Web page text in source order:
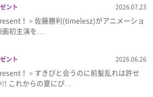
ント 2026.07.23
！＞佐藤勝利(timelesz)がアニメーショ
画初主演を…
ント 2026.06.26
！＞すきぴと会うのに前髪乱れは許せ
!! これからの夏にぴ…